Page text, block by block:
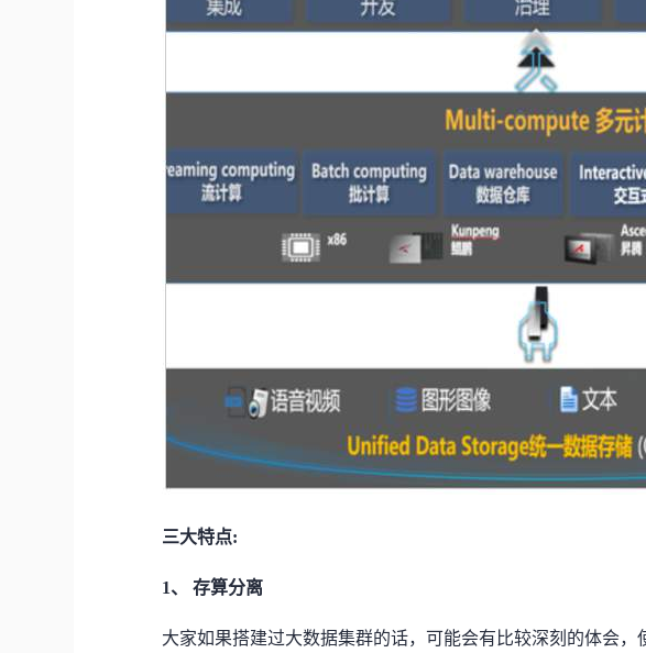
三大特点:
1、 存算分离
大家如果搭建过大数据集群的话，可能会有比较深刻的体会，